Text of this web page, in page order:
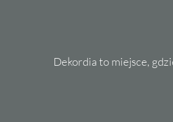
Dekordia to miejsce,